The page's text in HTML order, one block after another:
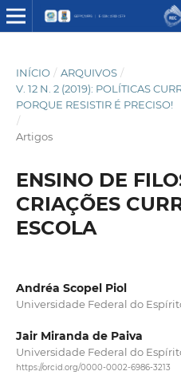
INÍCIO / ARQUIVOS /
V. 12 N. 2 (2019): POLÍTICAS
PORQUE RESISTIR É PRECISO!
/
Artigos
ENSINO DE
CRIAÇÕES
ESCOLA
Andréa Scopel Piol
Universidade Federal do
Jair Miranda de Paiva
Universidade Federal do
https://orcid.org/0000-0002-6986-3213